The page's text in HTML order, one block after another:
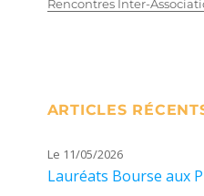
Rencontres Inter-
ARTICLES
Le 11/05/2026
Lauréats Bourse aux